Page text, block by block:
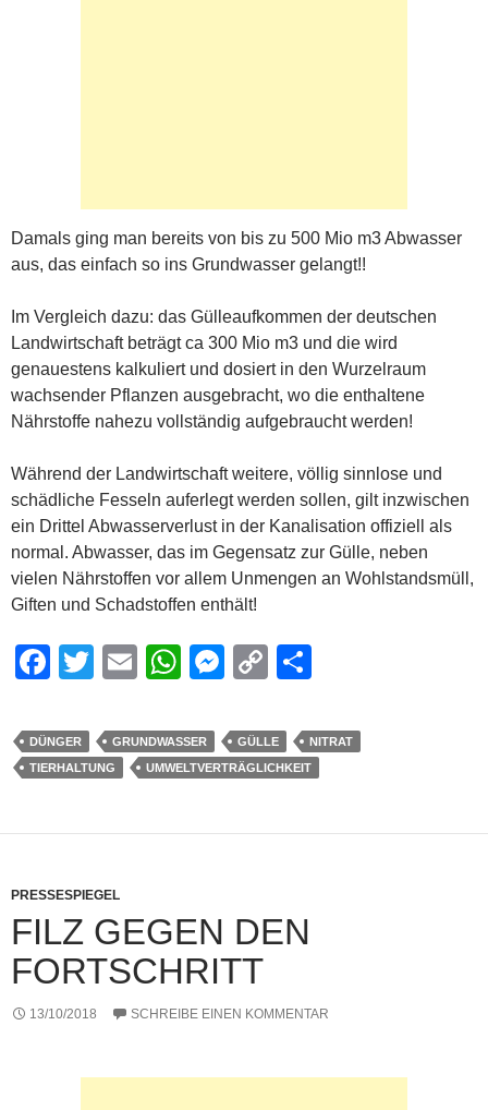
Damals ging man bereits von bis zu 500 Mio m3 Abwasser
aus, das einfach so ins Grundwasser gelangt!!
Im Vergleich dazu: das Gülleaufkommen der deutschen
Landwirtschaft beträgt ca 300 Mio m3 und die wird
genauestens kalkuliert und dosiert in den Wurzelraum
wachsender Pflanzen ausgebracht, wo die enthaltene
Nährstoffe nahezu vollständig aufgebraucht werden!
Während der Landwirtschaft weitere, völlig sinnlose und
schädliche Fesseln auferlegt werden sollen, gilt inzwischen
ein Drittel Abwasserverlust in der Kanalisation offiziell als
normal. Abwasser, das im Gegensatz zur Gülle, neben
vielen Nährstoffen vor allem Unmengen an Wohlstandsmüll,
Giften und Schadstoffen enthält!
F
c
e
o
k
T
tt
er
E
ail
W
at
s
p
M
ss
e
g
C
p
y
n
ar
e
DÜNGER GRUNDWASSER GÜLLE
NITRAT
TIERHALTUNG
UMWELTVERTRÄGLICHKEIT
PRESSESPIEGEL
FILZ GEGEN DEN
FORTSCHRITT
13/10/2018 SCHREIBE EINEN KOMMENTAR